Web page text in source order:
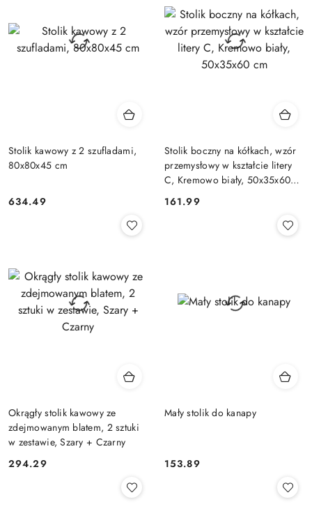
Stolik kawowy z 2 szufladami,
80x80x45 cm
Cena:
634.49
Stolik boczny na kółkach, wzór
przemysłowy w kształcie litery
C, Kremowo biały, 50x35x60
Cena:
161.99
Okrągły stolik kawowy ze
zdejmowanym blatem, 2 sztuki
w zestawie, Szary + Czarny
Cena:
294.29
Mały stolik do kanapy
Cena:
153.89